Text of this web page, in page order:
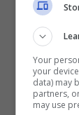
Denver.
Le
un’età
Your
your
data) may
partners,
may use